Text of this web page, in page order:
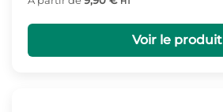
Voir le produit